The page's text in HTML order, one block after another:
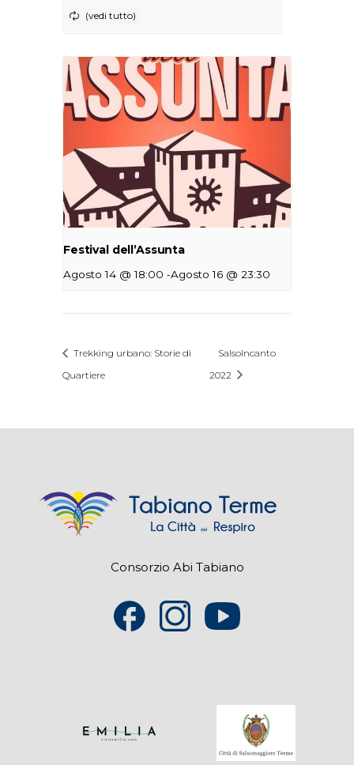
Festival dell’Assunta
Agosto 14 @ 18:00 -Agosto 16 @ 23:30
Trekking urbano: Storie di
Quartiere
SalsoIncanto
2022
Consorzio Abi Tabiano